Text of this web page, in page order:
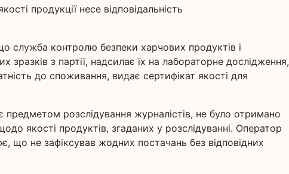
продукції несе відповідальність
служба контролю безпеки харчових продуктів і
зразків з партії, надсилає їх на лабораторне дослідження,
до споживання, видає сертифікат якості для
предметом розслідування журналістів, не було отримано
якості продуктів, згаданих у розслідуванні. Оператор
що не зафіксував жодних постачань без відповідних